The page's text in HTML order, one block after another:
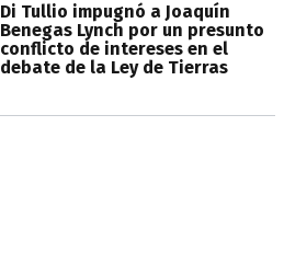
Di Tullio impugnó a Joaquín
Benegas Lynch por un presunto
conflicto de intereses en el
debate de la Ley de Tierras